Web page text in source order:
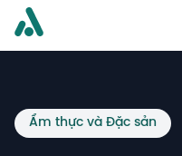
Ẩm thực và Đặc sản